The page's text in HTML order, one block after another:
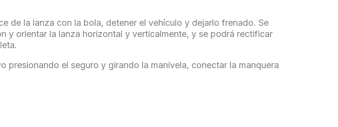
de la lanza con la bola, detener el vehículo y dejarlo frenado. Se
y orientar la lanza horizontal y verticalmente, y se podrá rectificar
presionando el seguro y girando la manivela, conectar la manquera